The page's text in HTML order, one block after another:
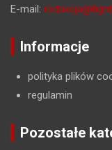
E-mail:
Informacje
polityka plików
regulamin
Pozostałe